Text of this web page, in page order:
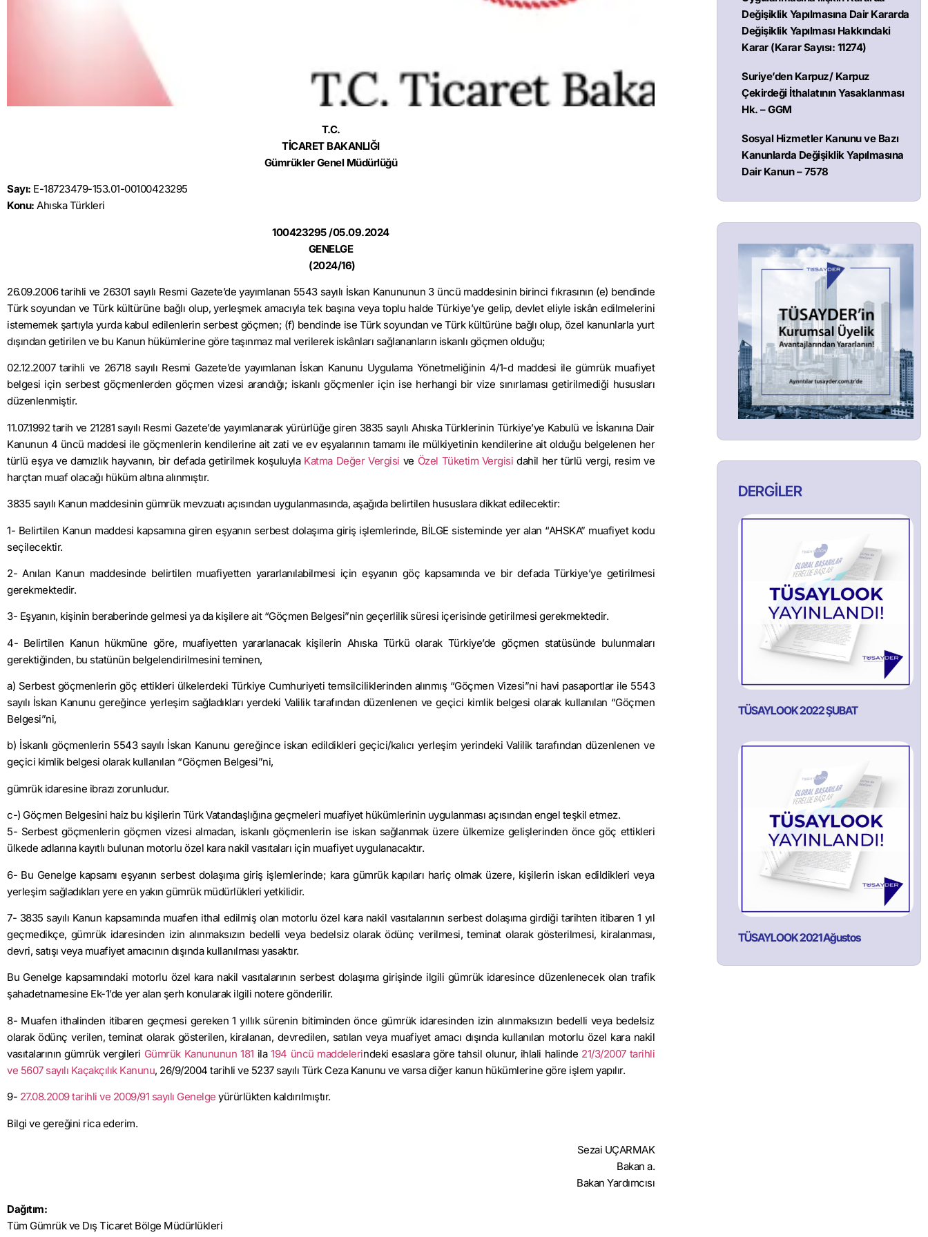
T.C.
TİCARET BAKANLIĞI
Gümrükler Genel Müdürlüğü
Sayı: E-18723479-153.01-00100423295
Konu: Ahıska Türkleri
100423295 /05.09.2024
GENELGE
(2024/16)
26.09.2006 tarihli ve 26301 sayılı Resmi Gazete’de yayımlanan 5543 sayılı İskan Kanununun 3 üncü maddesinin birinci fıkrasının (e) bendinde
Türk soyundan ve Türk kültürüne bağlı olup, yerleşmek amacıyla tek başına veya toplu halde Türkiye’ye gelip, devlet eliyle iskân edilmelerini
istememek şartıyla yurda kabul edilenlerin serbest göçmen; (f) bendinde ise Türk soyundan ve Türk kültürüne bağlı olup, özel kanunlarla yurt
dışından getirilen ve bu Kanun hükümlerine göre taşınmaz mal verilerek iskânları sağlananların iskanlı göçmen olduğu;
02.12.2007 tarihli ve 26718 sayılı Resmi Gazete’de yayımlanan İskan Kanunu Uygulama Yönetmeliğinin 4/1-d maddesi ile gümrük muafiyet
belgesi için serbest göçmenlerden göçmen vizesi arandığı; iskanlı göçmenler için ise herhangi bir vize sınırlaması getirilmediği hususları
düzenlenmiştir.
11.07.1992 tarih ve 21281 sayılı Resmi Gazete’de yayımlanarak yürürlüğe giren 3835 sayılı Ahıska Türklerinin Türkiye’ye Kabulü ve İskanına Dair
Kanunun 4 üncü maddesi ile göçmenlerin kendilerine ait zati ve ev eşyalarının tamamı ile mülkiyetinin kendilerine ait olduğu belgelenen her
türlü eşya ve damızlık hayvanın, bir defada getirilmek koşuluyla Katma Değer Vergisi ve Özel Tüketim Vergisi dahil her türlü vergi, resim ve
harçtan muaf olacağı hüküm altına alınmıştır.
3835 sayılı Kanun maddesinin gümrük mevzuatı açısından uygulanmasında, aşağıda belirtilen hususlara dikkat edilecektir:
1- Belirtilen Kanun maddesi kapsamına giren eşyanın serbest dolaşıma giriş işlemlerinde, BİLGE sisteminde yer alan “AHSKA” muafiyet kodu
seçilecektir.
2- Anılan Kanun maddesinde belirtilen muafiyetten yararlanılabilmesi için eşyanın göç kapsamında ve bir defada Türkiye’ye getirilmesi
gerekmektedir.
3- Eşyanın, kişinin beraberinde gelmesi ya da kişilere ait “Göçmen Belgesi”nin geçerlilik süresi içerisinde getirilmesi gerekmektedir.
4- Belirtilen Kanun hükmüne göre, muafiyetten yararlanacak kişilerin Ahıska Türkü olarak Türkiye’de göçmen statüsünde bulunmaları
gerektiğinden, bu statünün belgelendirilmesini teminen,
a) Serbest göçmenlerin göç ettikleri ülkelerdeki Türkiye Cumhuriyeti temsilciliklerinden alınmış “Göçmen Vizesi”ni havi pasaportlar ile 5543
sayılı İskan Kanunu gereğince yerleşim sağladıkları yerdeki Valilik tarafından düzenlenen ve geçici kimlik belgesi olarak kullanılan “Göçmen
Belgesi”ni,
b) İskanlı göçmenlerin 5543 sayılı İskan Kanunu gereğince iskan edildikleri geçici/kalıcı yerleşim yerindeki Valilik tarafından düzenlenen ve
geçici kimlik belgesi olarak kullanılan “Göçmen Belgesi”ni,
gümrük idaresine ibrazı zorunludur.
c-) Göçmen Belgesini haiz bu kişilerin Türk Vatandaşlığına geçmeleri muafiyet hükümlerinin uygulanması açısından engel teşkil etmez.
5- Serbest göçmenlerin göçmen vizesi almadan, iskanlı göçmenlerin ise iskan sağlanmak üzere ülkemize gelişlerinden önce göç ettikleri
ülkede adlarına kayıtlı bulunan motorlu özel kara nakil vasıtaları için muafiyet uygulanacaktır.
6- Bu Genelge kapsamı eşyanın serbest dolaşıma giriş işlemlerinde; kara gümrük kapıları hariç olmak üzere, kişilerin iskan edildikleri veya
yerleşim sağladıkları yere en yakın gümrük müdürlükleri yetkilidir.
7- 3835 sayılı Kanun kapsamında muafen ithal edilmiş olan motorlu özel kara nakil vasıtalarının serbest dolaşıma girdiği tarihten itibaren 1 yıl
geçmedikçe, gümrük idaresinden izin alınmaksızın bedelli veya bedelsiz olarak ödünç verilmesi, teminat olarak gösterilmesi, kiralanması,
devri, satışı veya muafiyet amacının dışında kullanılması yasaktır.
Bu Genelge kapsamındaki motorlu özel kara nakil vasıtalarının serbest dolaşıma girişinde ilgili gümrük idaresince düzenlenecek olan trafik
şahadetnamesine Ek-1’de yer alan şerh konularak ilgili notere gönderilir.
8- Muafen ithalinden itibaren geçmesi gereken 1 yıllık sürenin bitiminden önce gümrük idaresinden izin alınmaksızın bedelli veya bedelsiz
olarak ödünç verilen, teminat olarak gösterilen, kiralanan, devredilen, satılan veya muafiyet amacı dışında kullanılan motorlu özel kara nakil
vasıtalarının gümrük vergileri Gümrük Kanununun 181 ila194 üncü maddelerindeki esaslara göre tahsil olunur, ihlali halinde 21/3/2007 tarihli
ve 5607 sayılı Kaçakçılık Kanunu, 26/9/2004 tarihli ve 5237 sayılı Türk Ceza Kanunu ve varsa diğer kanun hükümlerine göre işlem yapılır.
9- 27.08.2009 tarihli ve 2009/91 sayılı Genelge yürürlükten kaldırılmıştır.
Bilgi ve gereğini rica ederim.
Sezai UÇARMAK
Bakan a.
Bakan Yardımcısı
Dağıtım:
Tüm Gümrük ve Dış Ticaret Bölge Müdürlükleri
Değişiklik Yapılmasına Dair Kararda
Değişiklik Yapılması Hakkındaki
Karar (Karar Sayısı: 11274)
Suriye’den Karpuz/ Karpuz
Çekirdeği İthalatının Yasaklanması
Hk. – GGM
Sosyal Hizmetler Kanunu ve Bazı
Kanunlarda Değişiklik Yapılmasına
Dair Kanun – 7578
DERGİLER
TÜSAYLOOK 2022 ŞUBAT
TÜSAYLOOK 2021 Ağustos